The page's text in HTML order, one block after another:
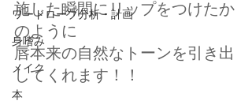
ワードローブ分析・計画
身嗜み
メイク
本
施した瞬間にリップをつけたか
のように
唇本来の自然なトーンを引き出
してくれます！！